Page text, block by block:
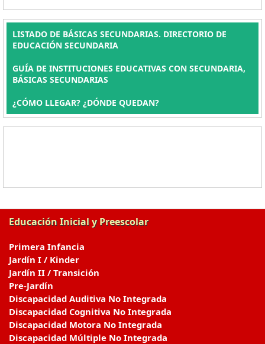
LISTADO DE BÁSICAS SECUNDARIAS. DIRECTORIO DE
EDUCACIÓN SECUNDARIA
GUÍA DE INSTITUCIONES EDUCATIVAS CON SECUNDARIA,
BÁSICAS SECUNDARIAS
¿CÓMO LLEGAR? ¿DÓNDE QUEDAN?
Educación Inicial y Preescolar
Primera Infancia
Jardín I / Kinder
Jardín II / Transición
Pre-Jardín
Discapacidad Auditiva No Integrada
Discapacidad Cognitiva No Integrada
Discapacidad Motora No Integrada
Discapacidad Múltiple No Integrada